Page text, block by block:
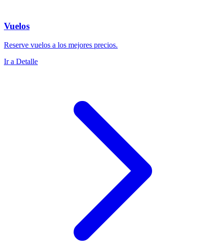
Vuelos
Reserve vuelos a los mejores precios.
Ir a Detalle